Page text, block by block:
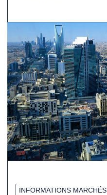
INFORMATIONS MARCHÉS